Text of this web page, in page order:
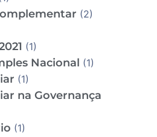
(2)
(1)
Nacional (1)
(1)
na Governança
(1)